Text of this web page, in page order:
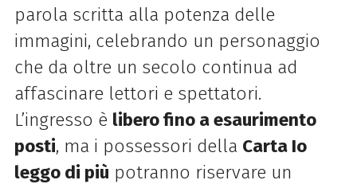
parola scritta alla potenza delle
immagini, celebrando un personaggio
che da oltre un secolo continua ad
affascinare lettori e spettatori.
L’ingresso è libero fino a esaurimento
posti, ma i possessori della Carta Io
leggo di più potranno riservare un